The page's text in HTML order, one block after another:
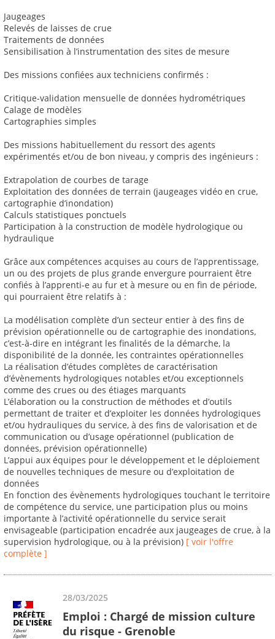
Jaugeages
Relevés de laisses de crue
Traitements de données
Sensibilisation à l’instrumentation des sites de mesure
Des missions confiées aux techniciens confirmés :
Critique-validation mensuelle de données hydrométriques
Calage de modèles
Cartographies simples
Des missions habituellement du ressort des agents
expérimentés et/ou de bon niveau, y compris des ingénieurs :
Extrapolation de courbes de tarage
Exploitation des données de terrain (jaugeages vidéo en crue,
cartographie d’inondation)
Calculs statistiques ponctuels
Participation à la construction de modèle hydrologique ou
hydraulique
Grâce aux compétences acquises au cours de l’apprentissage,
un ou des projets de plus grande envergure pourraient être
confiés à l’apprenti-e au fur et à mesure ou en fin de période,
qui pourraient être relatifs à :
La modélisation complète d’un secteur entier à des fins de
prévision opérationnelle ou de cartographie des inondations,
c’est-à-dire en intégrant les finalités de la démarche, la
disponibilité de la donnée, les contraintes opérationnelles
La réalisation d’études complètes de caractérisation
d’évènements hydrologiques notables et/ou exceptionnels
comme des crues ou des étiages marquants
L’élaboration ou la construction de méthodes et d’outils
permettant de traiter et d’exploiter les données hydrologiques
et/ou hydrauliques du service, à des fins de valorisation et de
communication ou d’usage opérationnel (publication de
données, prévision opérationnelle)
L’appui aux équipes pour le développement et le déploiement
de nouvelles techniques de mesure ou d’exploitation de
données
En fonction des évènements hydrologiques touchant le territoire
de compétence du service, une participation plus ou moins
importante à l’activité opérationnelle du service serait
envisageable (participation encadrée aux jaugeages de crue, à la
supervision hydrologique, ou à la prévision) [ voir l'offre
complète ]
28/03/2025
Emploi : Chargé de mission culture
du risque - Grenoble